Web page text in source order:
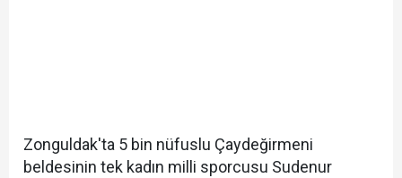
Zonguldak'ta 5 bin nüfuslu Çaydeğirmeni
beldesinin tek kadın milli sporcusu Sudenur